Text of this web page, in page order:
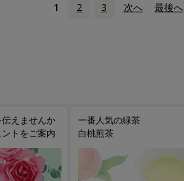
1 2 3 次へ 最後へ
茶
お世話になった方へのご挨
拶に花咲く春のギフト